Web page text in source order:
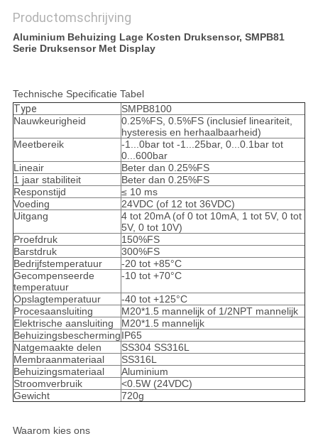
Productomschrijving
Aluminium Behuizing Lage Kosten Druksensor, SMPB81
Serie Druksensor Met Display
Technische Specificatie Tabel
Type
SMPB8100
Nauwkeurigheid
0.25%FS, 0.5%FS (inclusief lineariteit,
hysteresis en herhaalbaarheid)
Meetbereik
-1...0bar tot -1...25bar, 0...0.1bar tot
0...600bar
Lineair
Beter dan 0.25%FS
1 jaar stabiliteit
Beter dan 0.25%FS
Responstijd
≤ 10 ms
Voeding
24VDC (of 12 tot 36VDC)
Uitgang
4 tot 20mA (of 0 tot 10mA, 1 tot 5V, 0 tot
5V, 0 tot 10V)
Proefdruk
150%FS
Barstdruk
300%FS
Bedrijfstemperatuur
-20 tot +85°C
Gecompenseerde
temperatuur
-10 tot +70°C
Opslagtemperatuur
-40 tot +125°C
Procesaansluiting
M20*1.5 mannelijk of 1/2NPT mannelijk
Elektrische aansluiting
M20*1.5 mannelijk
BehuizingsbeschermingIP65
Natgemaakte delen
SS304 SS316L
Membraanmateriaal
SS316L
Behuizingsmateriaal
Aluminium
Stroomverbruik
<0.5W (24VDC)
Gewicht
720g
Waarom kies ons